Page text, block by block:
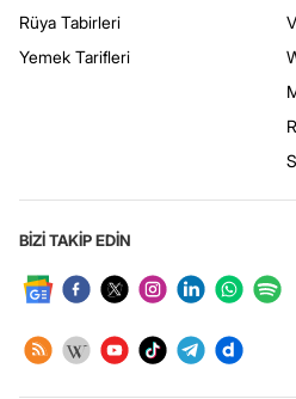
Rüya Tabirleri
Yemek Tarifleri
BİZİ TAKİP EDİN